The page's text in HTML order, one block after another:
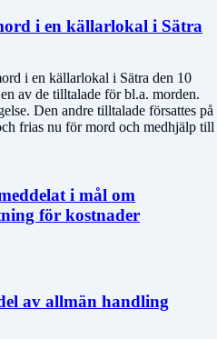
i en källarlokal i Sätra
i en källarlokal i Sätra den 10
av de tilltalade för bl.a. morden.
Den andre tilltalade försattes på
frias nu för mord och medhjälp till
i mål om
för kostnader
av allmän handling